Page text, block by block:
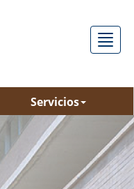
Menú
Servicios